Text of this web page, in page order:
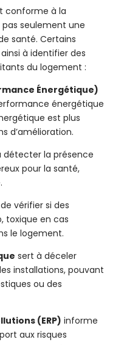
conforme à la
seulement une
santé. Certains
à identifier des
du logement :
Énergétique)
énergétique
est plus
d’amélioration.
détecter la présence
pour la santé,
vérifier si des
toxique en cas
le logement.
sert à déceler
installations, pouvant
ou des
(ERP) informe
aux risques